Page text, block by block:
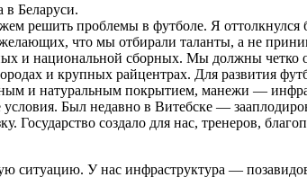
в Беларуси.
решить проблемы в футболе. Я
что мы отбирали таланты, а не
и национальной сборных. Мы должны четко
и крупных райцентрах. Для развития
и натуральным покрытием, манежи —
Был недавно в Витебске —
создало для нас, тренеров,